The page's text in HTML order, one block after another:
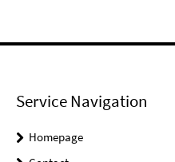
Service Navigation
Homepage